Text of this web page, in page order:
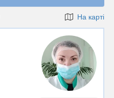
На карті